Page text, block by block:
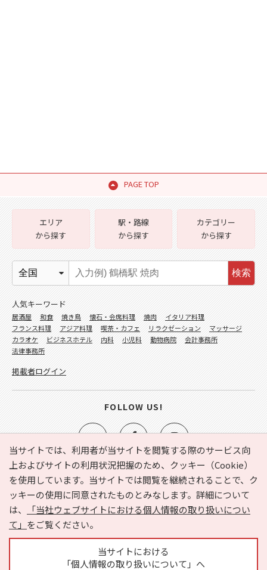
PAGE TOP
当サイトでは、利用者が当サイトを閲覧する際のサービス向
上およびサイトの利用状況把握のため、クッキー（Cookie）
を使用しています。当サイトでは閲覧を継続されることで、ク
ッキーの使用に同意されたものとみなします。詳細について
は、
「当社ウェブサイトにおける個人情報の取り扱いについ
て」 をご覧ください。
当サイトにおける
「個人情報の取り扱いについて」へ
e-NAVITA（イーナビタ）とは？ お気に入り
ヘルプ
利用規約
個人情報の取り扱いについて
運営会社
サイトマップ
広告掲載に関するお問い合わせ
エリア
から探す
駅・路線
から探す
カテゴリー
から探す
検索
人気キーワード
居酒屋 和食 焼き鳥 懐石・会席料理 焼肉
イタリア料理
フランス料理
アジア料理 喫茶・カフェ リラクゼーション
マッサージ
カラオケ
ビジネスホテル 内科 小児科 動物病院
会計事務所
法律事務所
掲載者ログイン
FOLLOW US!